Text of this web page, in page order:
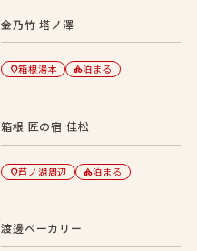
金乃竹 塔ノ澤
location_on箱根湯本 category泊まる
箱根 匠の宿 佳松
location_on芦ノ湖周辺 category泊まる
渡邊ベーカリー